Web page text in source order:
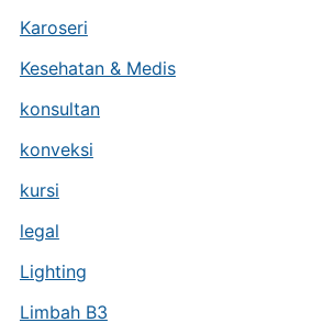
Karoseri
Kesehatan & Medis
konsultan
konveksi
kursi
legal
Lighting
Limbah B3